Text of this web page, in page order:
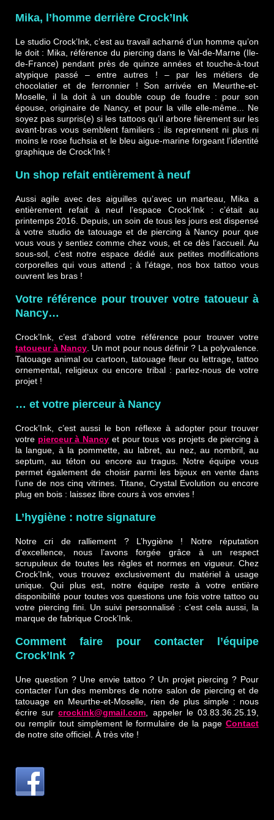
Mika, l’homme derrière Crock’Ink
Le studio Crock’Ink, c’est au travail acharné d’un homme qu’on
le doit : Mika, référence du piercing dans le Val-de-Marne (Ile-
de-France) pendant près de quinze années et touche-à-tout
atypique passé – entre autres ! – par les métiers de
chocolatier et de ferronnier ! Son arrivée en Meurthe-et-
Moselle, il la doit à un double coup de foudre : pour son
épouse, originaire de Nancy, et pour la ville elle-même... Ne
soyez pas surpris(e) si les tattoos qu’il arbore fièrement sur les
avant-bras vous semblent familiers : ils reprennent ni plus ni
moins le rose fuchsia et le bleu aigue-marine forgeant l’identité
graphique de Crock’Ink !
Un shop refait entièrement à neuf
Aussi agile avec des aiguilles qu’avec un marteau, Mika a
entièrement refait à neuf l’espace Crock’Ink : c’était au
printemps 2016. Depuis, un soin de tous les jours est dispensé
à votre studio de tatouage et de piercing à Nancy pour que
vous vous y sentiez comme chez vous, et ce dès l’accueil. Au
sous-sol, c’est notre espace dédié aux petites modifications
corporelles qui vous attend ; à l’étage, nos box tattoo vous
ouvrent les bras !
Votre référence pour trouver votre tatoueur à
Nancy…
Crock’Ink, c’est d’abord votre référence pour trouver votre
tatoueur à Nancy . Un mot pour nous définir ? La polyvalence.
Tatouage animal ou cartoon, tatouage fleur ou lettrage, tattoo
ornemental, religieux ou encore tribal : parlez-nous de votre
projet !
… et votre pierceur à Nancy
Crock’Ink, c’est aussi le bon réflexe à adopter pour trouver
votre pierceur à Nancy et pour tous vos projets de piercing à
la langue, à la pommette, au labret, au nez, au nombril, au
septum, au téton ou encore au tragus. Notre équipe vous
permet également de choisir parmi les bijoux en vente dans
l’une de nos cinq vitrines. Titane, Crystal Evolution ou encore
plug en bois : laissez libre cours à vos envies !
L’hygiène : notre signature
Notre cri de ralliement ? L’hygiène ! Notre réputation
d’excellence, nous l’avons forgée grâce à un respect
scrupuleux de toutes les règles et normes en vigueur. Chez
Crock’Ink, vous trouvez exclusivement du matériel à usage
unique. Qui plus est, notre équipe reste à votre entière
disponibilité pour toutes vos questions une fois votre tattoo ou
votre piercing fini. Un suivi personnalisé : c’est cela aussi, la
marque de fabrique Crock’Ink.
Comment faire pour contacter l’équipe
Crock’Ink ?
Une question ? Une envie tattoo ? Un projet piercing ? Pour
contacter l’un des membres de notre salon de piercing et de
tatouage en Meurthe-et-Moselle, rien de plus simple : nous
écrire surcrockink@gmail.com , appeler le 03.83.36.25.19,
ou remplir tout simplement le formulaire de la page Contact
de notre site officiel. À très vite !